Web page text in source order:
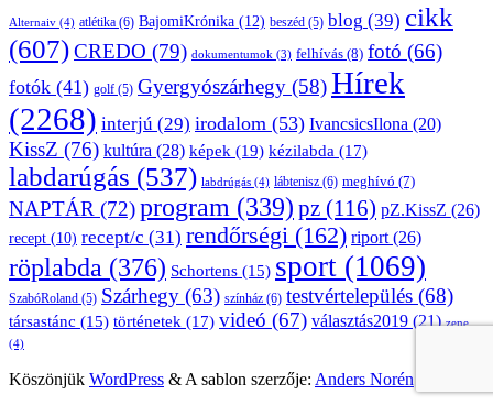
Alternaiv (4) atlétika (6) BajomiKrónika (12) beszéd (5) blog (39) cikk
(607)CREDO (79) dokumentumok (3) felhívás (8) fotó (66)
fotók (41) golf (5) Gyergyószárhegy (58)Hírek
(2268) interjú (29) irodalom (53) IvancsicsIlona (20)
KissZ (76) kultúra (28) képek (19) kézilabda (17)
labdarúgás (537) labdrúgás (4) lábtenisz (6) meghívó (7)
NAPTÁR (72)program (339) pz (116) pZ.KissZ (26)
recept (10) recept/c (31) rendőrségi (162) riport(26)
röplabda (376) Schortens (15) sport (1069)
SzabóRoland (5) Szárhegy (63) színház (6) testvértelepülés (68)
társastánc (15) történetek (17) videó (67) választás2019 (21) zene
(4)
Köszönjük WordPress & A sablon szerzője: Anders Norén